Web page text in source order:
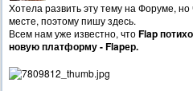
Хотела развить эту тему на Форуме,
месте, поэтому пишу здесь.
Всем нам уже известно, чтоFlap
новую платформу - Flapер.